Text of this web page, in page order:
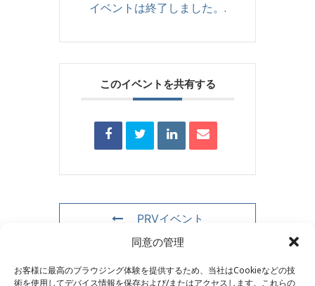
同意の管理
お客様に最高のブラウジング体験を提供するため、当社はCookieなどの技
術を使用してデバイス情報を保存および/またはアクセスします。これらの
イベントは終了しました。.
このイベントを共有する
PRVイベント
NXTイベント